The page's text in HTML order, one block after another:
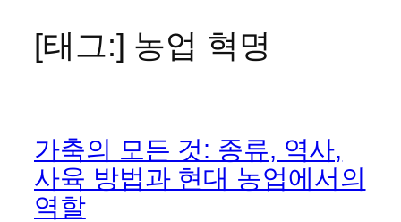
[태그:] 농업 혁명
가축의 모든 것: 종류, 역사,
사육 방법과 현대 농업에서의
역할